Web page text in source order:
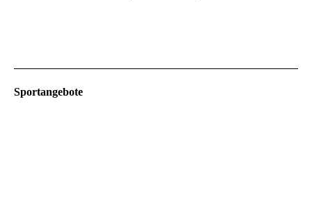
Sportangebote